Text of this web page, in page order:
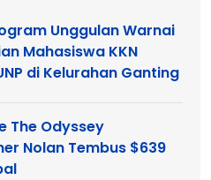
Unggulan Warnai
Mahasiswa KKN
di Kelurahan Ganting
The Odyssey
Nolan Tembus $639